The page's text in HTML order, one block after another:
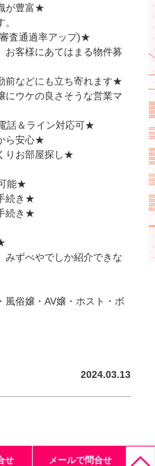
が豊富★
査通過率アップ)★
客様にあてはまる物件募
前などにも立ち寄れます★
ウケの良さそうな営業マ
話＆ライン対応可★
ら安心★
りお部屋探し★
能★
続き★
続き★
ずべやでしか紹介できな
風俗嬢・AV嬢・ホスト・ボ
2024.03.13
せ メールで問合せ